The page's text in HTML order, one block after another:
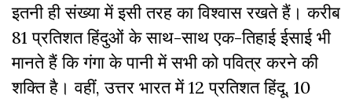
इतनी ही संख्या में इसी तरह का विश्वास रखते हैं। करीब
81 प्रतिशत हिंदुओं के साथ-साथ एक-तिहाई ईसाई भी
मानते हैं कि गंगा के पानी में सभी को पवित्र करने की
शक्ति है। वहीं, उत्तर भारत में 12 प्रतिशत हिंदू, 10